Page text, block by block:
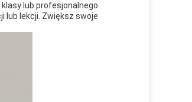
lub profesjonalnego
lub lekcji. Zwiększ swoje